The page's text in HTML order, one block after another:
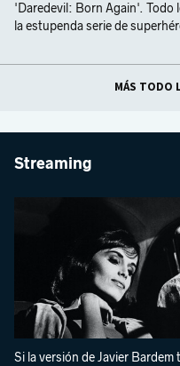
'Daredevil: Born Again'. Todo
la estupenda serie de
MÁS TODO
Streaming
Si la versión de Javier Bardem